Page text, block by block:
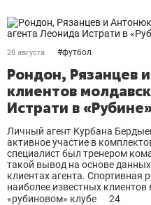
28 августа #футбол
Рондон, Рязанцев
клиентов
Истрати в
Личный агент Курбана
активное участие в
специалист был тренером
такой вывод на основе
клиентах агента. Спортивная
наиболее известных
«рубиновом» клубе
24